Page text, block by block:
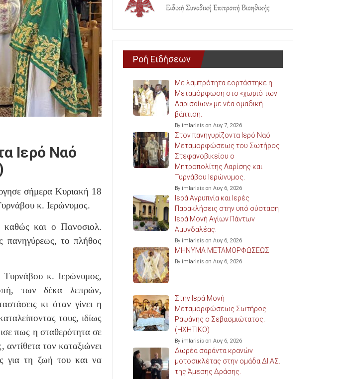
Ιερό Ναό
σήμερα Κυριακή 18
κ. Ιερώνυμος.
καθώς και ο Πανοσιολ.
πανηγύρεως, το πλήθος
κ. Ιερώνυμος,
των δέκα λεπρών,
κι όταν γίνει η
τους, ιδίως
πως η σταθερότητα σε
τον καταξιώνει
για τη ζωή του και να
Ροή Ειδήσεων
Με λαμπρότητα εορτάστηκε η
Μεταμόρφωση στο «χωριό των
Λαρισαίων» με νέα ομαδική
βάπτιση.
By imlarisis on Αυγ 7, 2026
Στον πανηγυρίζοντα Ιερό Ναό
Μεταμορφώσεως του Σωτήρος
Στεφανοβικείου ο
Μητροπολίτης Λαρίσης και
Τυρνάβου Ιερώνυμος.
By imlarisis on Αυγ 6, 2026
Ιερά Αγρυπνία και Ιερές
Παρακλήσεις στην υπό σύσταση
Ιερά Μονή Αγίων Πάντων
Αμυγδαλέας.
By imlarisis on Αυγ 6, 2026
ΜΗΝΥΜΑ ΜΕΤΑΜΟΡΦΩΣΕΩΣ
By imlarisis on Αυγ 6, 2026
Στην Ιερά Μονή
Μεταμορφώσεως Σωτήρος
Ραψάνης ο Σεβασμιώτατος.
(ΗΧΗΤΙΚΟ)
By imlarisis on Αυγ 6, 2026
Δωρέα σαράντα κρανών
μοτοσικλέτας στην ομάδα ΔΙ.ΑΣ.
της Άμεσης Δράσης.